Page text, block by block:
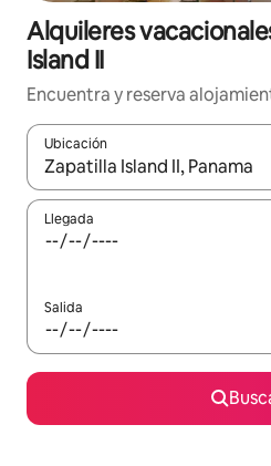
Alquileres
Island II
Encuentra y reserva
Ubicación
Cuando los resultados estén
Llegada
Salida